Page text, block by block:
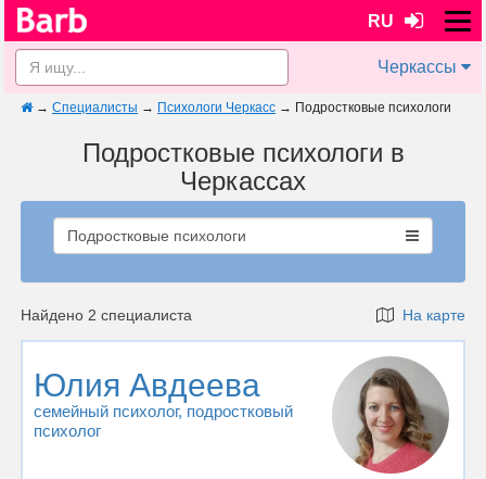
RU
Черкассы
→ Специалисты → Психологи Черкасс → Подростковые психологи
Подростковые психологи в
Черкассах
Подростковые психологи
Найдено 2 специалиста На карте
Юлия Авдеева
семейный психолог, подростковый
психолог